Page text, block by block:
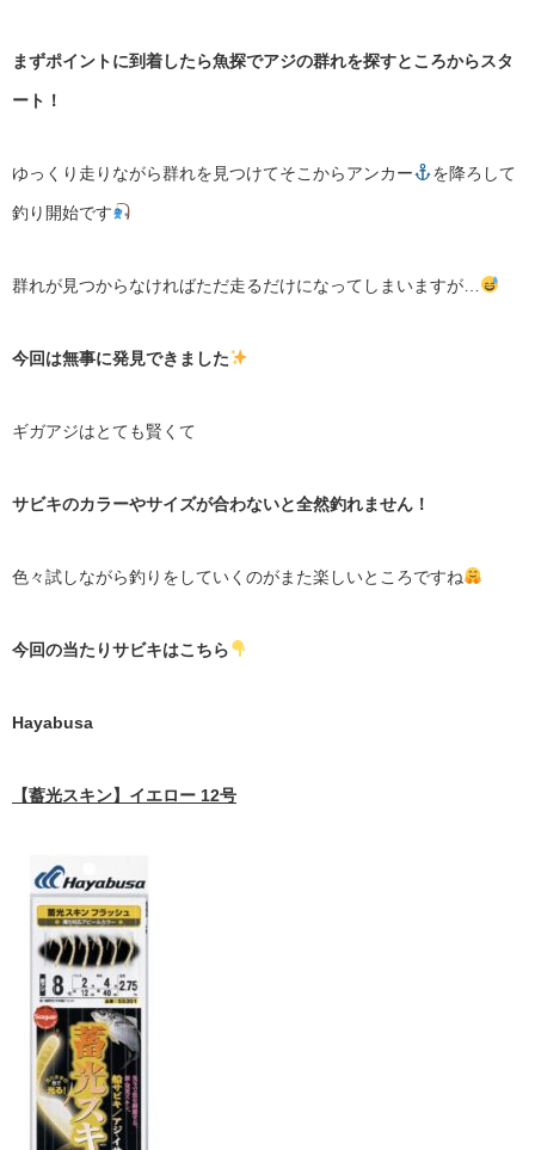
まずポイントに到着したら魚探でアジの群れを探すところからスタ
ート！
ゆっくり走りながら群れを見つけてそこからアンカー を降ろして
釣り開始です
群れが見つからなければただ走るだけになってしまいますが…
今回は無事に発見できました
ギガアジはとても賢くて
サビキのカラーやサイズが合わないと全然釣れません！
色々試しながら釣りをしていくのがまた楽しいところですね
今回の当たりサビキはこちら
Hayabusa
【蓄光スキン】イエロー 12号